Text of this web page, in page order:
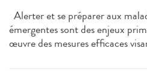
Alerter et se préparer aux
émergentes sont des enjeux
œuvre des mesures efficaces